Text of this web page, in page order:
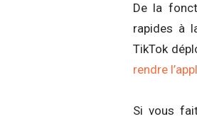
De la
rapides à
TikTok
rendre
Si vous